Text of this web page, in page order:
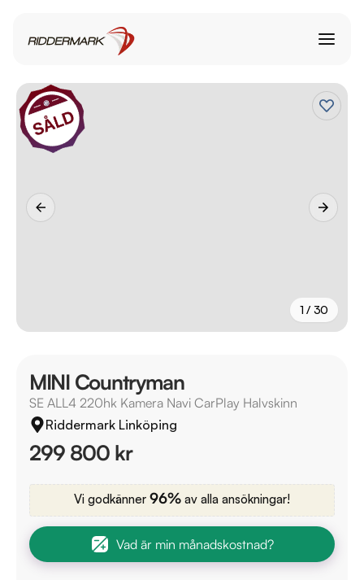
1 / 30
MINI Countryman
SE ALL4 220hk Kamera Navi CarPlay Halvskinn
Riddermark Linköping
299 800 kr
Vi godkänner 96% av alla ansökningar!
Vad är min månadskostnad?